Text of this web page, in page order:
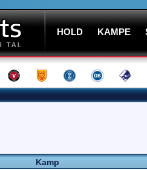
HOLD KAMPE
Kamp